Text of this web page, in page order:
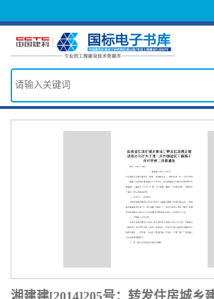
湘建建[2014]205号：转发住房城乡